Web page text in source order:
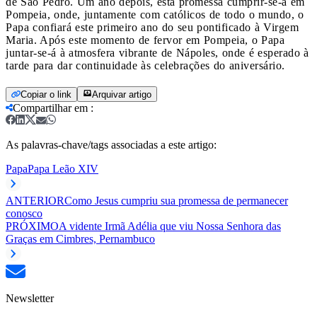
Pompeia, onde, juntamente com católicos de todo o mundo, o
Papa confiará este primeiro ano do seu pontificado à Virgem
Maria. Após este momento de fervor em Pompeia, o Papa
juntar-se-á à atmosfera vibrante de Nápoles, onde é esperado à
tarde para dar continuidade às celebrações do aniversário.
Copiar o link Arquivar artigo
Compartilhar em :
As palavras-chave/tags associadas a este artigo:
PapaPapa Leão XIV
ANTERIORComo Jesus cumpriu sua promessa de permanecer
conosco
PRÓXIMOA vidente Irmã Adélia que viu Nossa Senhora das
Graças em Cimbres, Pernambuco
Newsletter